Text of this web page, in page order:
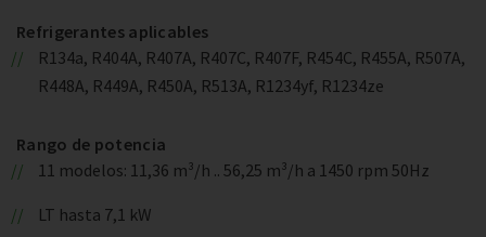
Refrigerantes aplicables
R134a, R404A, R407A, R407C, R407F, R454C, R455A, R507A,
R448A, R449A, R450A, R513A, R1234yf, R1234ze
Rango de potencia
11 modelos: 11,36 m³/h .. 56,25 m³/h a 1450 rpm 50Hz
LT hasta 7,1 kW